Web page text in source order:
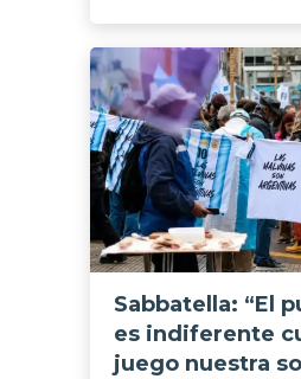
Sabbatella: “El
es indiferente
juego nuestra